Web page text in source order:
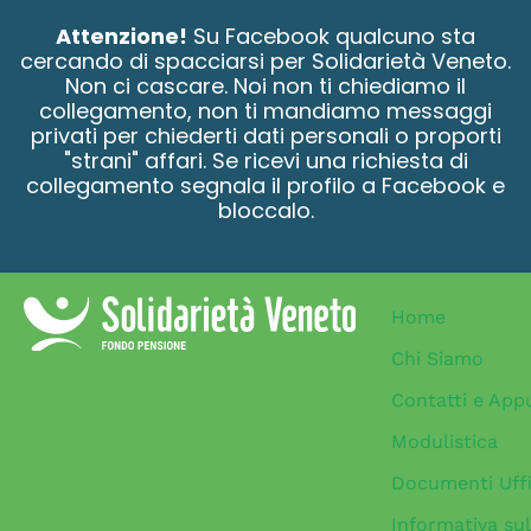
Attenzione! Su Facebook qualcuno sta
cercando di spacciarsi per Solidarietà Veneto.
Non ci cascare. Noi non ti chiediamo il
collegamento, non ti mandiamo messaggi
privati per chiederti dati personali o proporti
"strani" affari. Se ricevi una richiesta di
collegamento segnala il profilo a Facebook e
bloccalo.
Home
Chi Siamo
Contatti e
Modulistica
Documenti
Informativa